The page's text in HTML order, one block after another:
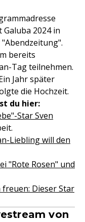
2024 in
bereits
Tag teilnehmen.
Jahr später
die Hochzeit.
du hier:
Star Sven
Liebling will den
"Rote Rosen" und
Dieser Star
von